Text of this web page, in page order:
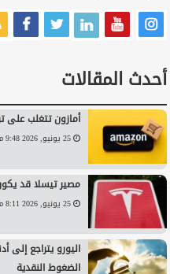
أحدث المقالات
أمازون تتغلب على
25 يونيو, 2026 9:48 م
مصير تيسلا قد
25 يونيو, 2026 8:11 م
اليورو يتراجع
الضغوط النقدية